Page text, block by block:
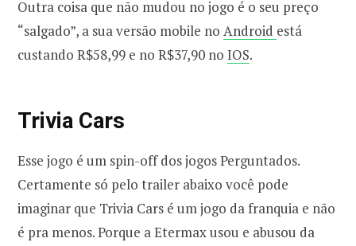
Outra coisa que não mudou no jogo é o seu preço
“salgado”, a sua versão mobile no Android está
custando R$58,99 e no R$37,90 no IOS.
Trivia Cars
Esse jogo é um spin-off dos jogos Perguntados.
Certamente só pelo trailer abaixo você pode
imaginar que Trivia Cars é um jogo da franquia e não
é pra menos. Porque a Etermax usou e abusou da